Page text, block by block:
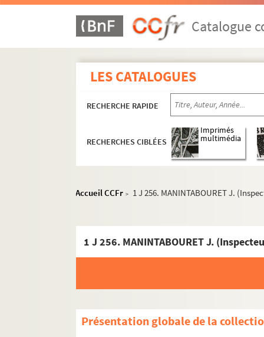
Catalogue
LES CATALOGUES
RECHERCHE RAPIDE
RECHERCHES CIBLÉES
Imprimés
multimédia
Accueil CCFr > 1 J 256. MANINTABOURET J.
1 J 256. MANINTABOURET J.
Présentation globale de la
1 J 255. MAGNENAT François
1 J 255. MAGUCLONNE Marie-Claire
1 J 255. MAGYAR Jozsef (Librairie Lauffer,
1 J 255. MAHUZIER
1 J 255. MAIGIERES Michelle (Institutrice à
1 J 255. MAILLET & CIE (Imprimerie
1 J 255. MAIRIE D'OLLIOULES (Var)
1 J 255. MAIRIE DE COURBEVOIE
1 J 255. MAIRIE DU HAVRE
1 J 255. MAISON DE LA BONNE PRESSE
1 J 255. MAISON DU MAGNÉTOPHONE
1 J 255. MAISON HEUREUSE
1 J 255. MALBOS (Librairie et albums pour